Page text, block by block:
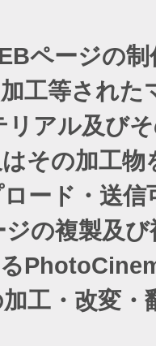
ページの制
工等され
アル及び
の加工物
ード・送信
の複製及び
工・改変